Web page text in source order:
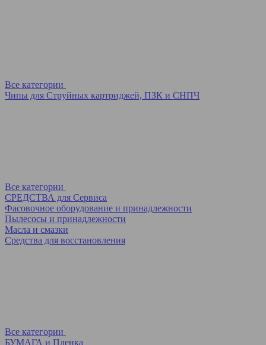
Все категории
Чипы для Струйных картриджей, ПЗК и СНПЧ
Все категории
СРЕДСТВА для Сервиса
Фасовочное оборудование и принадлежности
Пылесосы и принадлежности
Масла и смазки
Средства для восстановления
Все категории
БУМАГА и Пленка